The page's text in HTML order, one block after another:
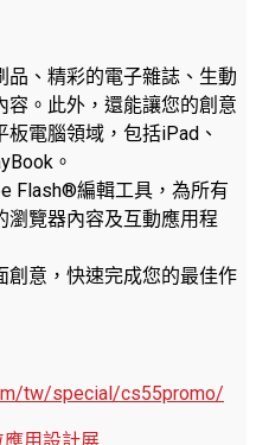
、精彩的電子雜誌、生動
容。此外，還能讓您的創意
電腦領域，包括iPad、
。
Flash®編輯工具，為所有
瀏覽器內容及互動應用程
創意，快速完成您的最佳作
tw/special/cs55promo/